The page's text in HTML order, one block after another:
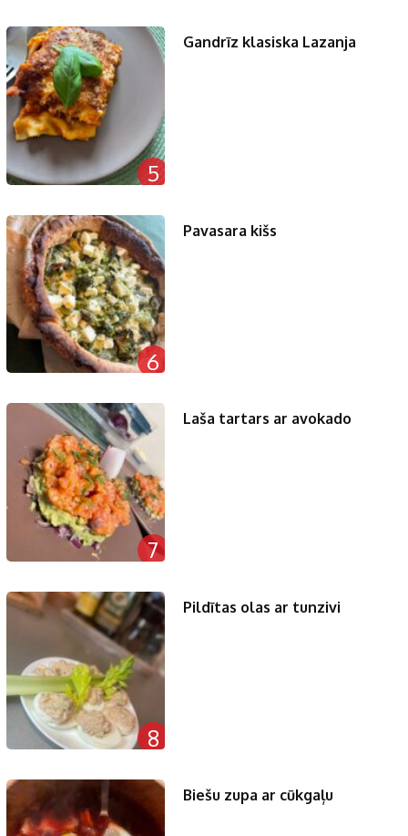
5
Gandrīz klasiska Lazanja
6
Pavasara kišs
7
Laša tartars ar avokado
8
Pildītas olas ar tunzivi
Biešu zupa ar cūkgaļu